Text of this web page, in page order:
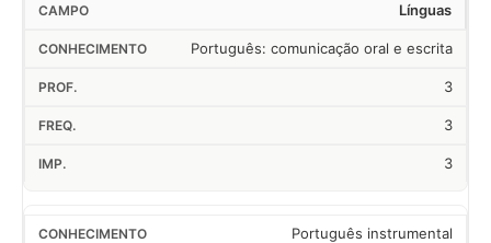
Línguas
Português: comunicação oral e escrita
3
3
3
Português instrumental